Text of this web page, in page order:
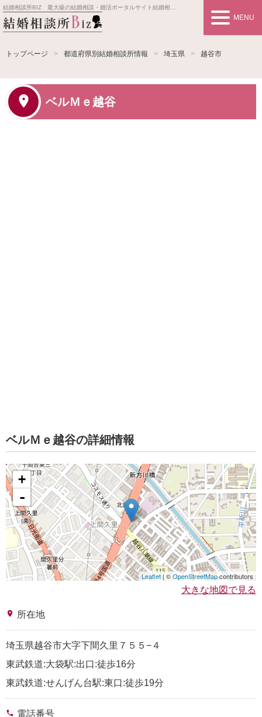
結婚相談所BIZ 最大級の結婚相談・婚活ポータルサイト結婚相談所事業者情報や婚活お見合いの悩み、対策を紹介します。
MENU
トップページ 都道府県別結婚相談所情報 埼玉県 越谷市
ベルＭｅ越谷
ベルＭｅ越谷の詳細情報
+
-
Leaflet| ©OpenStreetMapcontributors
大きな地図で見る
place 所在地
埼玉県越谷市大字下間久里７５５−４
東武鉄道:大袋駅:出口:徒歩16分
東武鉄道:せんげん台駅:東口:徒歩19分
phone 電話番号